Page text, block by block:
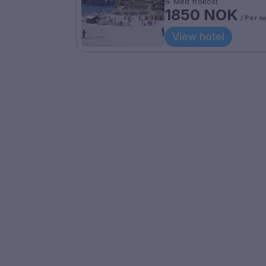
1850 NOK / Per
View hotel